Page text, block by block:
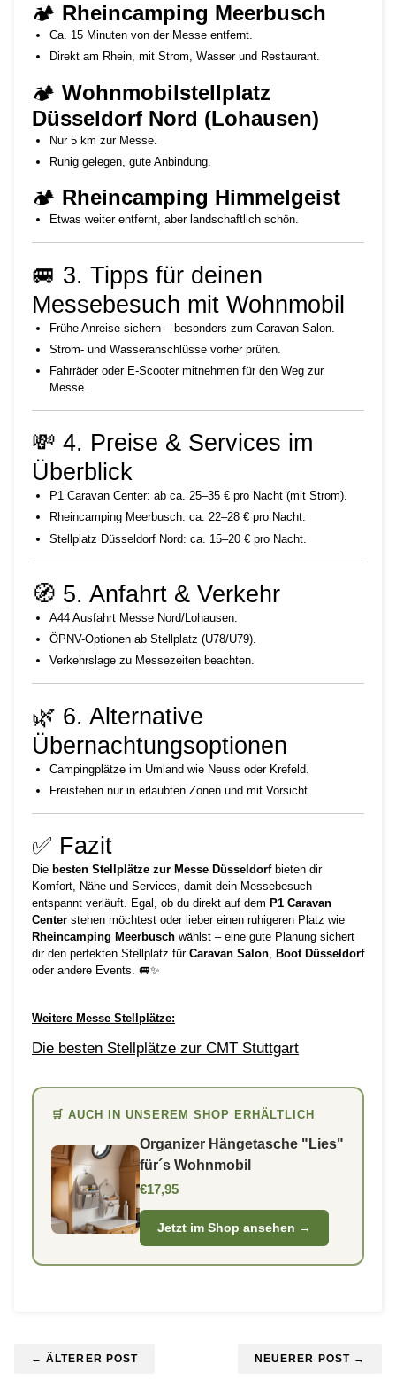
🏕 Rheincamping Meerbusch
Ca. 15 Minuten von der Messe entfernt.
Direkt am Rhein, mit Strom, Wasser und Restaurant.
🏕 Wohnmobilstellplatz
Düsseldorf Nord (Lohausen)
Nur 5 km zur Messe.
Ruhig gelegen, gute Anbindung.
🏕 Rheincamping Himmelgeist
Etwas weiter entfernt, aber landschaftlich schön.
🚐 3. Tipps für deinen
Messebesuch mit Wohnmobil
Frühe Anreise sichern – besonders zum Caravan Salon.
Strom- und Wasseranschlüsse vorher prüfen.
Fahrräder oder E-Scooter mitnehmen für den Weg zur
Messe.
💸 4. Preise & Services im
Überblick
P1 Caravan Center: ab ca. 25–35 € pro Nacht (mit Strom).
Rheincamping Meerbusch: ca. 22–28 € pro Nacht.
Stellplatz Düsseldorf Nord: ca. 15–20 € pro Nacht.
🧭 5. Anfahrt & Verkehr
A44 Ausfahrt Messe Nord/Lohausen.
ÖPNV-Optionen ab Stellplatz (U78/U79).
Verkehrslage zu Messezeiten beachten.
🌿 6. Alternative
Übernachtungsoptionen
Campingplätze im Umland wie Neuss oder Krefeld.
Freistehen nur in erlaubten Zonen und mit Vorsicht.
✅ Fazit
Die besten Stellplätze zur Messe Düsseldorfbieten dir
Komfort, Nähe und Services, damit dein Messebesuch
entspannt verläuft. Egal, ob du direkt auf dem P1 Caravan
Center stehen möchtest oder lieber einen ruhigeren Platz wie
Rheincamping Meerbusch wählst – eine gute Planung sichert
dir den perfekten Stellplatz für Caravan Salon
Boot Düsseldorf
oder andere Events. 🚐✨
Weitere Messe Stellplätze:
Die besten Stellplätze zur CMT Stuttgart
🛒 AUCH IN UNSEREM SHOP ERHÄLTLICH
Organizer Hängetasche "Lies"
für´s Wohnmobil
€17,95
Jetzt im Shop ansehen →
← ÄLTERER POST NEUERER POST →